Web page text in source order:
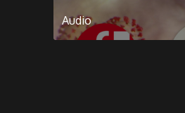
Audio